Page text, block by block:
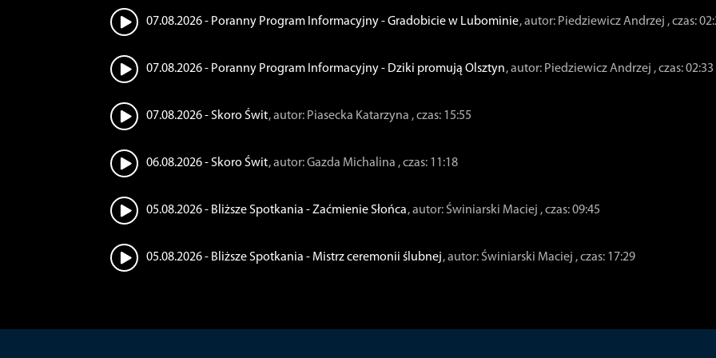
07.08.2026 - Poranny Program Informacyjny - Gradobicie w Lubominie, autor: Piedziewicz Andrzej , czas:
07.08.2026 - Poranny Program Informacyjny - Dziki promują Olsztyn, autor: Piedziewicz Andrzej , czas: 02:33
07.08.2026 - Skoro Świt, autor: Piasecka Katarzyna , czas: 15:55
06.08.2026 - Skoro Świt, autor: Gazda Michalina , czas: 11:18
05.08.2026 - Bliższe Spotkania - Zaćmienie Słońca, autor: Świniarski Maciej , czas: 09:45
05.08.2026 - Bliższe Spotkania - Mistrz ceremonii ślubnej, autor: Świniarski Maciej , czas: 17:29